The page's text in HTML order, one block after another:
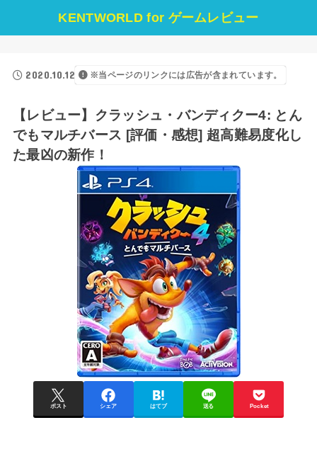
KENTWORLD for ゲームレビュー
2020.10.12 ※当ページのリンクには広告が含まれています。
【レビュー】クラッシュ・バンディクー4: とん
でもマルチバース [評価・感想] 超高難易度化し
た最凶の新作！
ポスト シェア はてブ 送る Pocket